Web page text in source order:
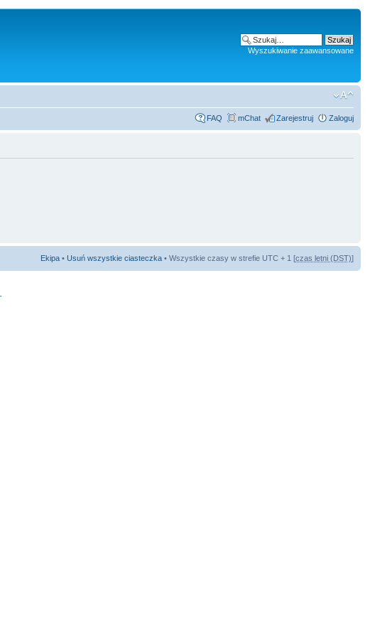
Wyszukiwanie zaawansowane
FAQ mChat Zarejestruj Zaloguj
Ekipa • Usuń wszystkie ciasteczka • Wszystkie czasy w strefie UTC + 1 [czas letni (DST)]